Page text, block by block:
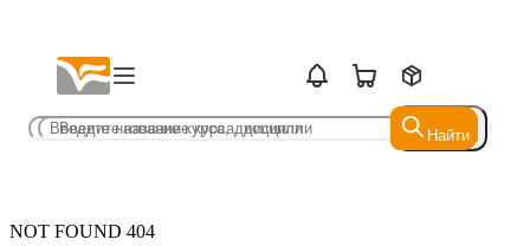
Найти
Найти
NOT FOUND 404